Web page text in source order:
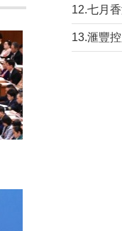
12.七月
13.滙豐